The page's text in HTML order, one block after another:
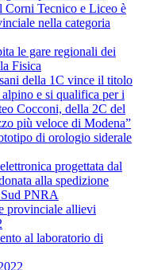
Corni Tecnico e Liceo è
nella categoria
le gare regionali dei
Fisica
della 1C vince il titolo
e si qualifica per i
Cocconi, della 2C del
più veloce di Modena”
di orologio siderale
progettata dal
alla spedizione
PNRA
provinciale allievi
al laboratorio di